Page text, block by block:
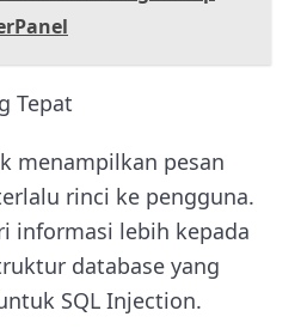
Tepat
menampilkan pesan
rinci ke pengguna.
informasi lebih kepada
database yang
SQL Injection.